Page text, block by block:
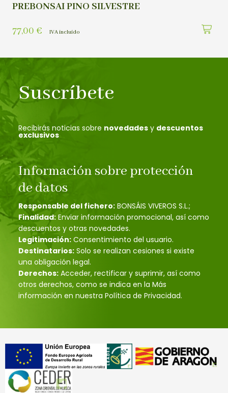
PREBONSAI PINO SILVESTRE
77,00 € IVA incluído
Suscríbete
Recibirás noticias sobre novedades y descuentos
exclusivos
Información sobre protección
de datos
Responsable del fichero: BONSÁIS VIVEROS S.L.;
Finalidad: Enviar información promocional, así como
descuentos y otras novedades.
Legitimación: Consentimiento del usuario.
Destinatarios: Solo se realizan cesiones si existe
una obligación legal.
Derechos: Acceder, rectificar y suprimir, así como
otros derechos, como se indica en la Más
información en nuestra Política de Privacidad.